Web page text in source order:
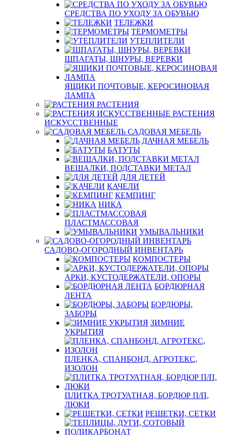
СРЕДСТВА ПО УХОДУ ЗА ОБУВЬЮ
ТЕЛЕЖКИ
ТЕРМОМЕТРЫ
УТЕПЛИТЕЛИ
ШПАГАТЫ, ШНУРЫ, ВЕРЕВКИ
ЯЩИКИ ПОЧТОВЫЕ, КЕРОСИНОВАЯ
ЛАМПА
РАСТЕНИЯ
РАСТЕНИЯ
ИСКУССТВЕННЫЕ
САДОВАЯ МЕБЕЛЬ
ДАЧНАЯ МЕБЕЛЬ
БАТУТЫ
ВЕШАЛКИ, ПОДСТАВКИ МЕТАЛ
ДЛЯ ДЕТЕЙ
КАЧЕЛИ
КЕМПИНГ
НИКА
ПЛАСТМАССОВАЯ
УМЫВАЛЬНИКИ
САДОВО-ОГОРОДНЫЙ ИНВЕНТАРЬ
КОМПОСТЕРЫ
АРКИ, КУСТОДЕРЖАТЕЛИ, ОПОРЫ
БОРДЮРНАЯ
ЛЕНТА
БОРДЮРЫ,
ЗАБОРЫ
ЗИМНИЕ
УКРЫТИЯ
ПЛЕНКА, СПАНБОНД, АГРОТЕКС,
ИЗОЛОН
ПЛИТКА ТРОТУАТНАЯ, БОРДЮР П/П,
ЛЮКИ
РЕШЕТКИ, СЕТКИ